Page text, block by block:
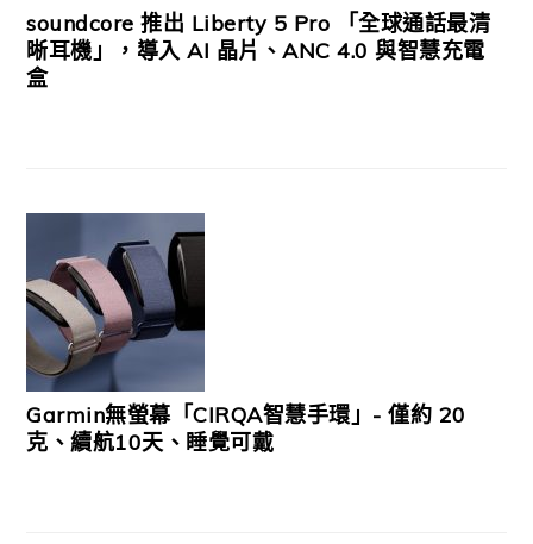
soundcore 推出 Liberty 5 Pro 「全球通話最清
晰耳機」，導入 AI 晶片、ANC 4.0 與智慧充電
盒
Garmin無螢幕「CIRQA智慧手環」- 僅約 20
克、續航10天、睡覺可戴